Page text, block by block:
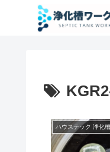
ハウステック 浄化槽